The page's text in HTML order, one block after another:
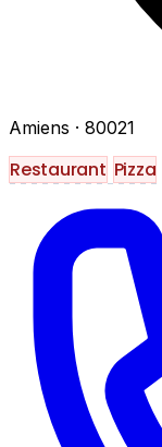
Amiens · 80021
Restaurant Pizza